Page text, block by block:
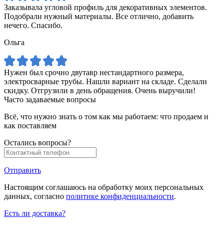
Заказывала угловой профиль для декоративных элементов.
Подобрали нужный материалы. Все отлично, добавить
нечего. Спасибо.
Ольга
Нужен был срочно двутавр нестандартного размера,
электросварные трубы. Нашли вариант на складе. Сделали
скидку. Отгрузили в день обращения. Очень выручили!
Часто задаваемые вопросы
Всё, что нужно знать о том как мы работаем: что продаем и
как поставляем
Остались вопросы?
Отправить
Настоящим соглашаюсь на обработку моих персональных
данных, согласно политике конфиденциальности.
Есть ли доставка?